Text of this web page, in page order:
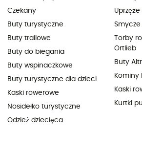
Czekany
Buty turystyczne
Buty trailowe
Buty do biegania
Buty wspinaczkowe
Buty turystyczne dla dzieci
Kaski rowerowe
Nosidełko turystyczne
Odzież dziecięca
Torby
Ortlieb
Buty
Kominy
Kaski
Kurtki